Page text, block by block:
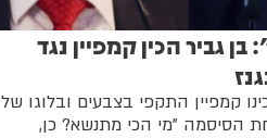
גביר הכין קמפיין נגד
קמפיין התקפי בצבעים ובלוגו של
הסיסמה "מי הכי מתנשא? כן,